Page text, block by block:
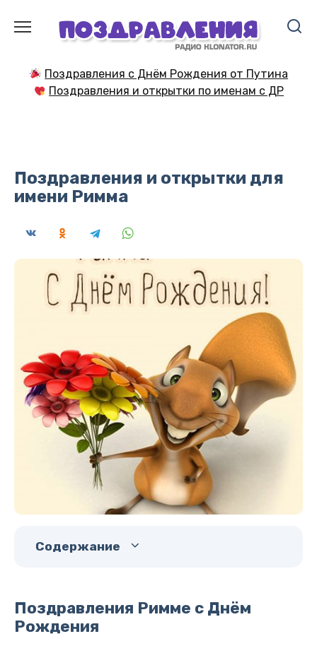
содержанию
Поздравления с Днём Рождения от Путина
Поздравления и открытки по именам с ДР
Поздравления и открытки для
имени Римма
Содержание
Поздравления Римме с Днём
Рождения